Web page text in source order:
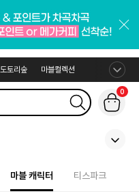
도토리숲 마블컬렉션
0
마블 캐릭터 티스파크